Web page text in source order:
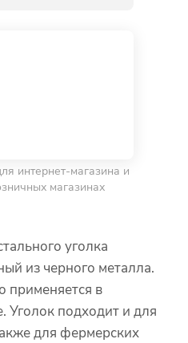
интернет-магазина и
магазинах
уголка
из черного металла.
применяется в
Уголок подходит и для
для фермерских